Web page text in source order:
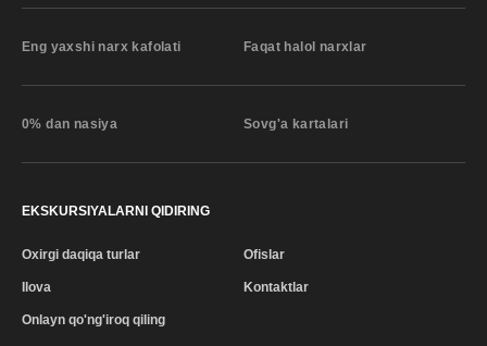
Eng yaxshi narx kafolati Faqat halol narxlar
0% dan nasiya Sovg'a kartalari
EKSKURSIYALARNI QIDIRING
Oxirgi daqiqa turlar
Ilova
Onlayn qo'ng'iroq qiling
Ofislar
Kontaktlar